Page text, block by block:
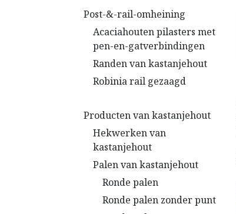
Post-&-rail-omheining
Acaciahouten pilasters met
pen-en-gatverbindingen
Randen van kastanjehout
Robinia rail gezaagd
Producten van kastanjehout
Hekwerken van
kastanjehout
Palen van kastanjehout
Ronde palen
Ronde palen zonder punt